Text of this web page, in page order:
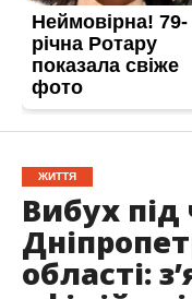
ЖИТТЯ
Вибух під
області: